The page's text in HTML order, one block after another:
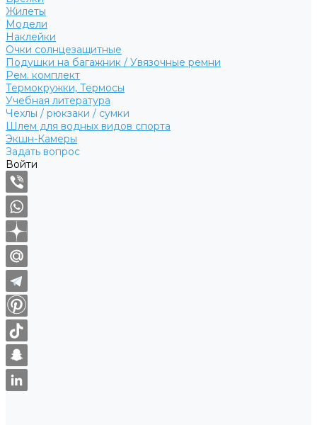
Жилеты
Модели
Наклейки
Очки солнцезащитные
Подушки на багажник / Увязочные ремни
Рем. комплект
Термокружки, Термосы
Учебная литература
Чехлы / рюкзаки / сумки
Шлем для водных видов спорта
Экшн-Камеры
Задать вопрос
Войти